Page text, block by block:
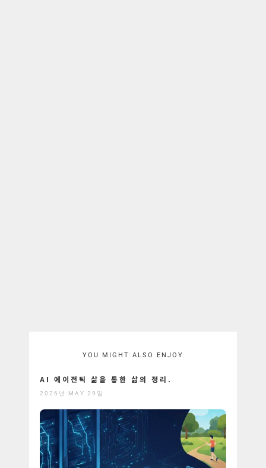
YOU MIGHT ALSO ENJOY
AI 에이전틱 삶을 통한 삶의 정리.
2026년 MAY 29일